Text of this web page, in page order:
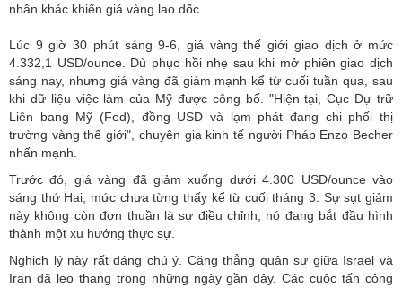
nhân khác khiến giá vàng lao dốc.
Lúc 9 giờ 30 phút sáng 9-6, giá vàng thế giới giao dịch ở mức
4.332,1 USD/ounce. Dù phục hồi nhẹ sau khi mở phiên giao dịch
sáng nay, nhưng giá vàng đã giảm mạnh kể từ cuối tuần qua, sau
khi dữ liệu việc làm của Mỹ được công bố. "Hiện tại, Cục Dự trữ
Liên bang Mỹ (Fed), đồng USD và lạm phát đang chi phối thị
trường vàng thế giới", chuyên gia kinh tế người Pháp Enzo Becher
nhấn mạnh.
Trước đó, giá vàng đã giảm xuống dưới 4.300 USD/ounce vào
sáng thứ Hai, mức chưa từng thấy kể từ cuối tháng 3. Sự sụt giảm
này không còn đơn thuần là sự điều chỉnh; nó đang bắt đầu hình
thành một xu hướng thực sự.
Nghịch lý này rất đáng chú ý. Căng thẳng quân sự giữa Israel và
Iran đã leo thang trong những ngày gần đây. Các cuộc tấn công